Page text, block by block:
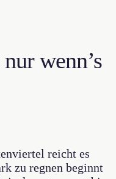
wenn’s
reicht es
zu regnen beginnt